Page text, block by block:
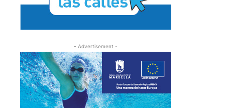
- Advertisement -